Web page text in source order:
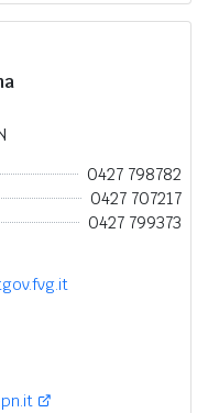
0427 798782
0427 707217
0427 799373